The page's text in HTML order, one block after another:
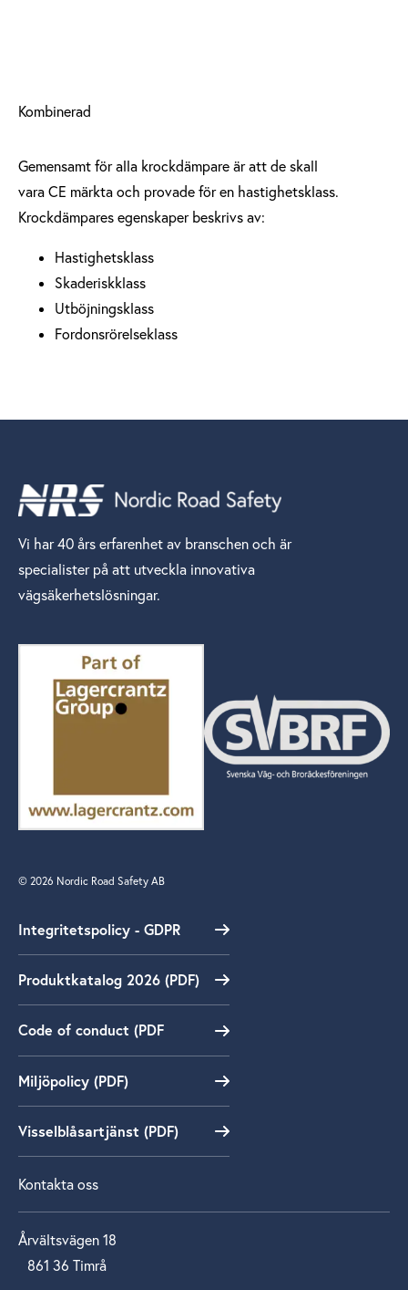
Kombinerad
Gemensamt för alla krockdämpare är att de skall
vara CE märkta och provade för en hastighetsklass.
Krockdämpares egenskaper beskrivs av:
Hastighetsklass
Skaderiskklass
Utböjningsklass
Fordonsrörelseklass
Vi har 40 års erfarenhet av branschen och är
specialister på att utveckla innovativa
vägsäkerhetslösningar.
© 2026 Nordic Road Safety AB
Integritetspolicy - GDPR
Produktkatalog 2026 (PDF)
Code of conduct (PDF
Miljöpolicy (PDF)
Visselblåsartjänst (PDF)
Kontakta oss
Årvältsvägen 18
861 36 Timrå